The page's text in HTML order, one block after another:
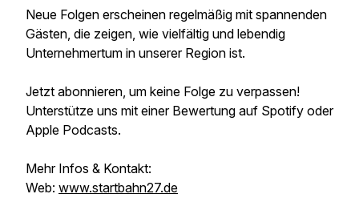
Neue Folgen erscheinen regelmäßig mit spannenden
Gästen, die zeigen, wie vielfältig und lebendig
Unternehmertum in unserer Region ist.
Jetzt abonnieren, um keine Folge zu verpassen!
Unterstütze uns mit einer Bewertung auf Spotify oder
Apple Podcasts.
Mehr Infos & Kontakt:
Web: www.startbahn27.de